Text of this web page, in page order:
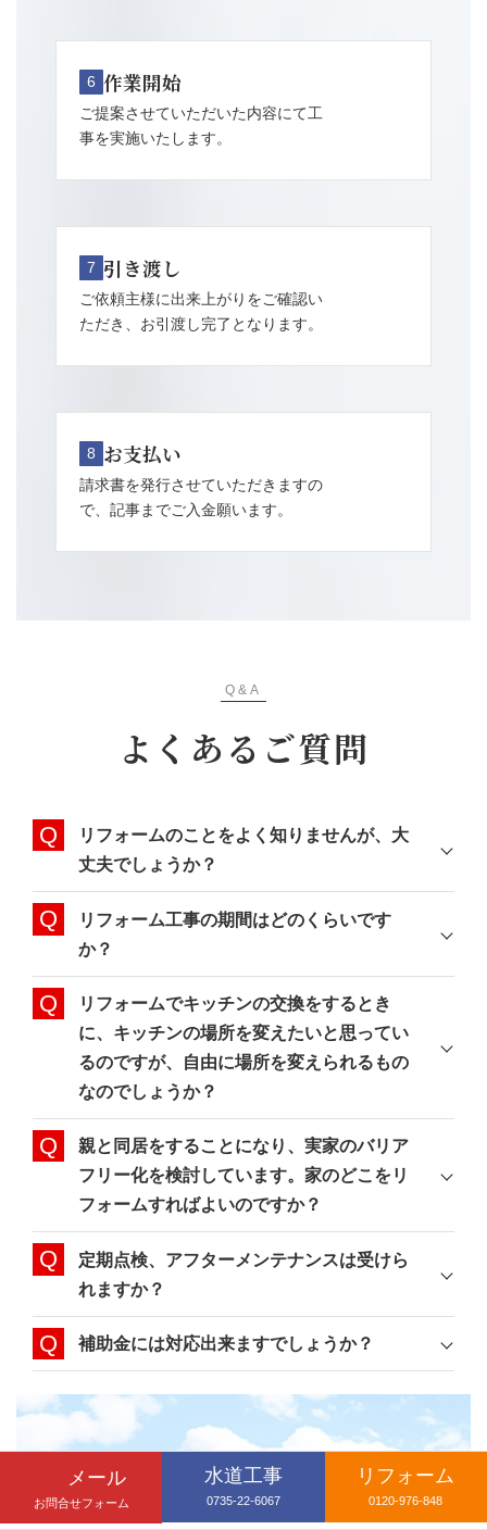
6 作業開始
ご提案させていただいた内容にて工
事を実施いたします。
7 引き渡し
ご依頼主様に出来上がりをご確認い
ただき、お引渡し完了となります。
8 お支払い
請求書を発行させていただきますの
で、記事までご入金願います。
Q&A
よくあるご質問
リフォームのことをよく知りませんが、大
丈夫でしょうか？
リフォーム工事の期間はどのくらいです
か？
リフォームでキッチンの交換をするとき
に、キッチンの場所を変えたいと思ってい
るのですが、自由に場所を変えられるもの
なのでしょうか？
親と同居をすることになり、実家のバリア
フリー化を検討しています。家のどこをリ
フォームすればよいのですか？
定期点検、アフターメンテナンスは受けら
れますか？
補助金には対応出来ますでしょうか？
ご相談ください
お見積りのご依頼や事業内容へのご質問など
メール
お問合せフォーム
水道工事
0735-22-6067
リフォーム
0120-976-848